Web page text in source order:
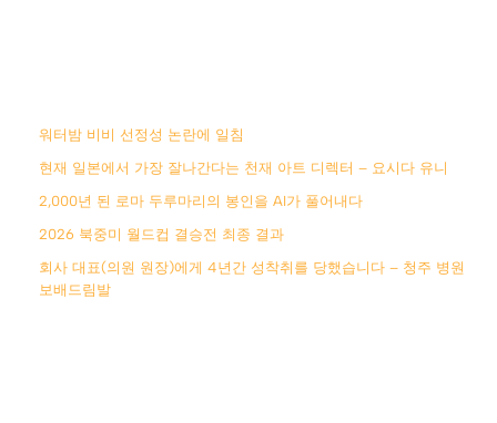
워터밤 비비 선정성 논란에 일침
현재 일본에서 가장 잘나간다는 천재 아트 디렉터 – 요시다 유니
2,000년 된 로마 두루마리의 봉인을 AI가 풀어내다
2026 북중미 월드컵 결승전 최종 결과
회사 대표(의원 원장)에게 4년간 성착취를 당했습니다 – 청주 병원
보배드림발